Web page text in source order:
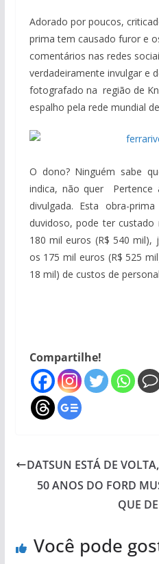
Adorado por poucos,
prima tem causado furor e
comentários nas redes
verdadeiramente invulgar e
fotografado na região de
espalho pela rede mundial
O dono? Ninguém sabe
indica, não quer Pertence
divulgada. Esta obra-
duvidoso, pode ter
180 mil euros (R$ 540
os 175 mil euros (R$ 525
18 mil) de custos de
Compartilhe!
DATSUN ESTÁ DE
50 ANOS DO FORD
QUE
Você pode